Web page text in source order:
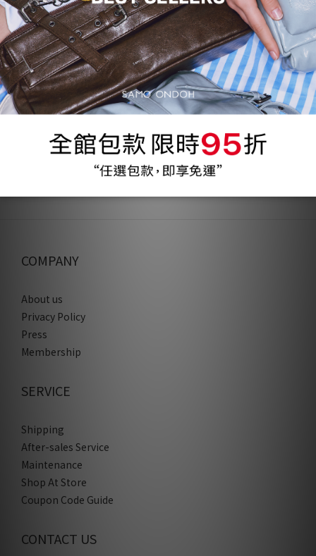
COMPANY
About us
Privacy Policy
Press
Membership
SERVICE
Shipping
After-sales Service
Maintenance
Shop At Store
Coupon Code Guide
CONTACT US